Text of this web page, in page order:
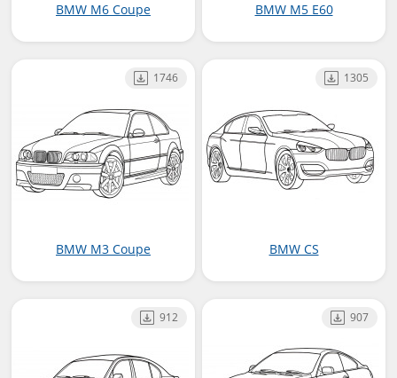
BMW M6 Coupe BMW M5 E60
BMW M3 Coupe
1746
BMW CS
1305
912 907